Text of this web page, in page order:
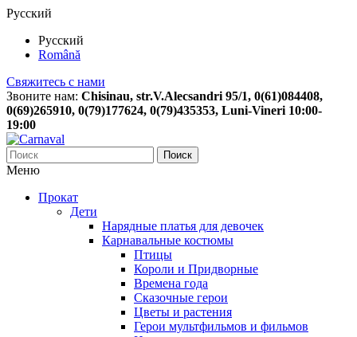
Русский
Русский
Română
Свяжитесь с нами
Звоните нам: Chisinau, str.V.Alecsandri 95/1, 0(61)084408,
0(69)265910, 0(79)177624, 0(79)435353, Luni-Vineri 10:00-
19:00
Поиск
Меню
Прокат
Дети
Нарядные платья для девочек
Карнавальные костюмы
Птицы
Короли и Придворные
Времена года
Сказочные герои
Цветы и растения
Герои мультфильмов и фильмов